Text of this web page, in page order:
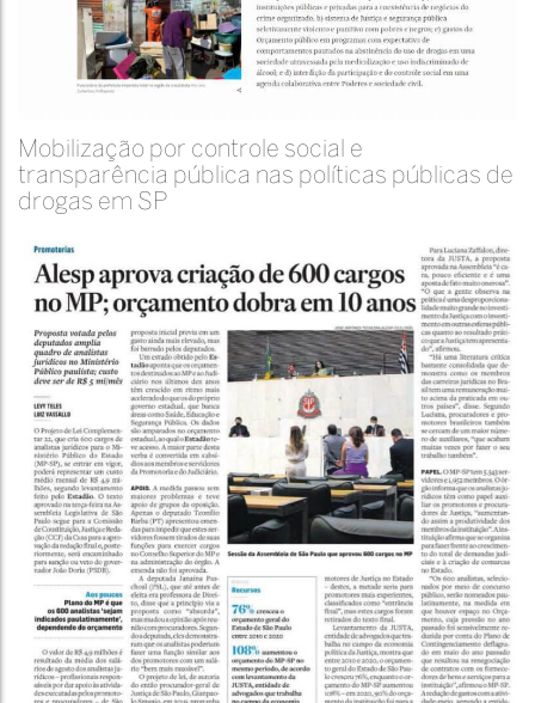
Mobilização por controle social e
transparência pública nas políticas públicas de
drogas em SP